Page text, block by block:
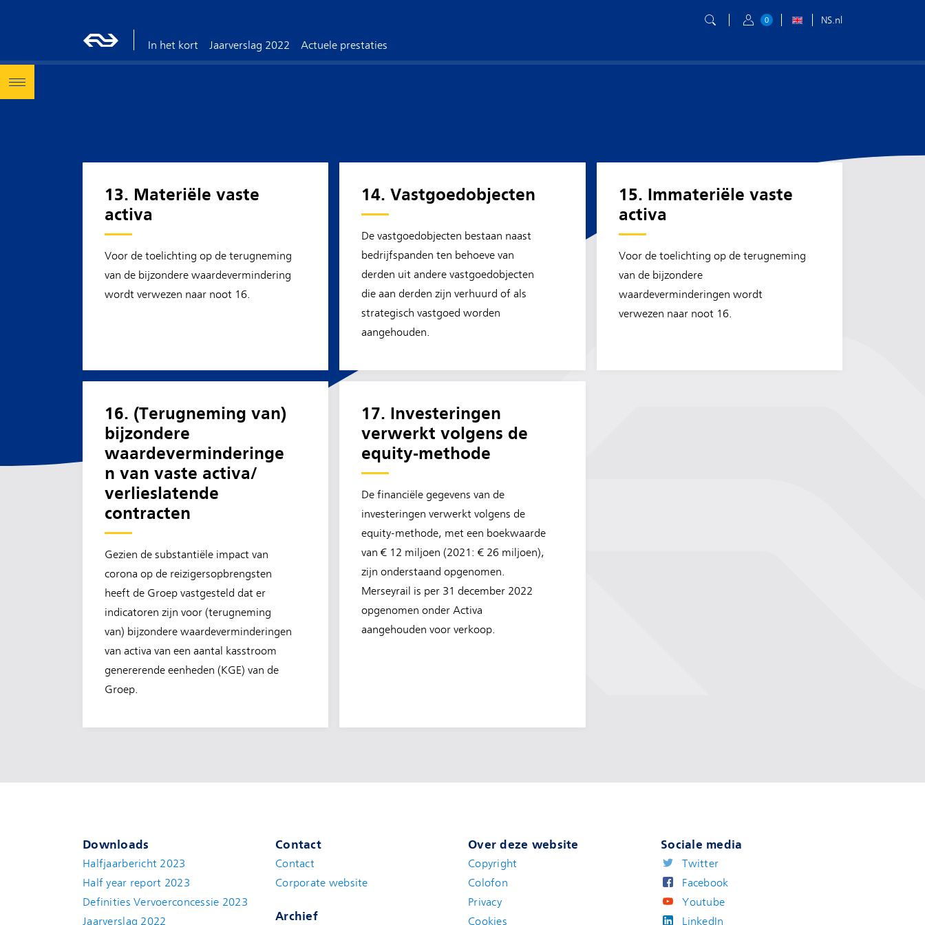
0 NS.nl
In het kort Jaarverslag 2022 Actuele prestaties
13. Materiële vaste
activa
Voor de toelichting op de terugneming
van de bijzondere waardevermindering
wordt verwezen naar noot 16.
14. Vastgoedobjecten
De vastgoedobjecten bestaan naast
bedrijfspanden ten behoeve van
derden uit andere vastgoedobjecten
die aan derden zijn verhuurd of als
strategisch vastgoed worden
aangehouden.
15. Immateriële vaste
activa
Voor de toelichting op de terugneming
van de bijzondere
waardeverminderingen wordt
verwezen naar noot 16.
16. (Terugneming van)
bijzondere
waardeverminderinge
n van vaste activa/
verlieslatende
contracten
Gezien de substantiële impact van
corona op de reizigersopbrengsten
heeft de Groep vastgesteld dat er
indicatoren zijn voor (terugneming
van) bijzondere waardeverminderingen
van activa van een aantal kasstroom
genererende eenheden (KGE) van de
Groep.
17. Investeringen
verwerkt volgens de
equity-methode
De financiële gegevens van de
investeringen verwerkt volgens de
equity-methode, met een boekwaarde
van € 12 miljoen (2021: € 26 miljoen),
zijn onderstaand opgenomen.
Merseyrail is per 31 december 2022
opgenomen onder Activa
aangehouden voor verkoop.
Downloads
Halfjaarbericht 2023
Half year report 2023
Definities Vervoerconcessie 2023
Jaarverslag 2022
Contact
Contact
Corporate website
Archief
Over deze website
Copyright
Colofon
Privacy
Cookies
Sociale media
Twitter
Facebook
Youtube
LinkedIn